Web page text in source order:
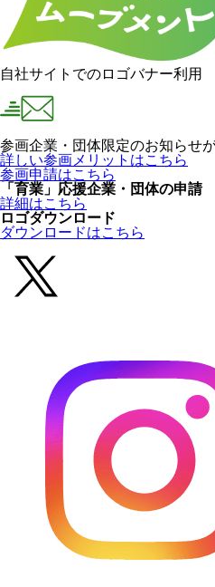
自社サイトでのロゴバナー利用
参画企業・団体限定のお知らせが
詳しい参画メリットはこちら
参画申請はこちら
「育業」応援企業・団体の申請
詳細はこちら
ロゴダウンロード
ダウンロードはこちら